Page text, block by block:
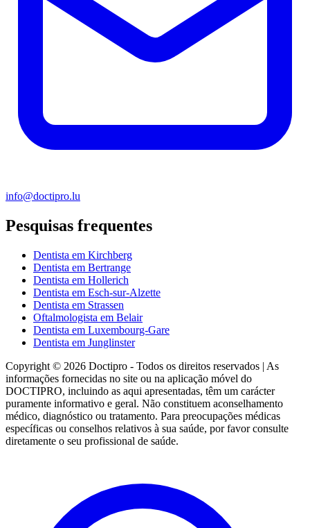
info@doctipro.lu
Pesquisas frequentes
Dentista em Kirchberg
Dentista em Bertrange
Dentista em Hollerich
Dentista em Esch-sur-Alzette
Dentista em Strassen
Oftalmologista em Belair
Dentista em Luxembourg-Gare
Dentista em Junglinster
Copyright © 2026 Doctipro - Todos os direitos reservados | As
informações fornecidas no site ou na aplicação móvel do
DOCTIPRO, incluindo as aqui apresentadas, têm um carácter
puramente informativo e geral. Não constituem aconselhamento
médico, diagnóstico ou tratamento. Para preocupações médicas
específicas ou conselhos relativos à sua saúde, por favor consulte
diretamente o seu profissional de saúde.